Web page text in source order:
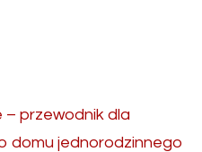
przewodnik dla
domu jednorodzinnego